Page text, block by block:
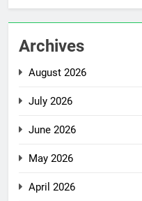
Archives
August 2026
July 2026
June 2026
May 2026
April 2026